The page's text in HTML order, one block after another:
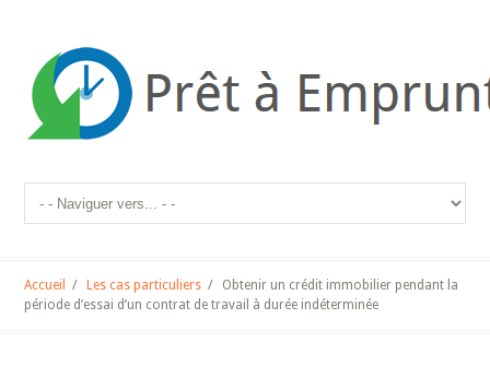
Accueil / Les cas particuliers / Obtenir un crédit immobilier pendant la
période d’essai d’un contrat de travail à durée indéterminée